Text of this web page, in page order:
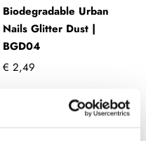
Biodegradable Urban
Nails Glitter Dust |
BGD04
€ 2,49
+ In winkelwagen